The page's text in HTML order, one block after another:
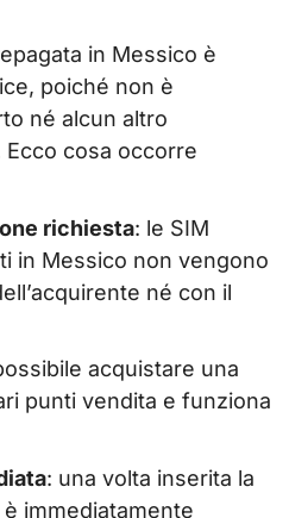
in Messico è
poiché non è
né alcun altro
cosa occorre
richiesta: le SIM
in Messico non vengono
né con il
acquistare una
punti vendita e funziona
: una volta inserita la
immediatamente